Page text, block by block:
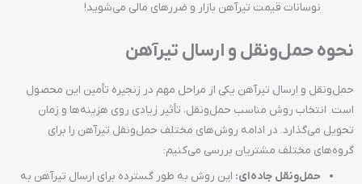
نوسانات قیمت تیرآهن بازار و ضررهای مالی می‌شوید!
نحوه حمل‌ونقل و ارسال تیرآهن
حمل‌ونقل و ارسال تیرآهن یکی از مراحل مهم در زنجیره تأمین این محصول
است. انتخاب روش مناسب حمل‌ونقل، تأثیر زیادی روی هزینه‌ها و زمان
تحویل می‌گذارد. در ادامه روش‌های مختلف حمل‌ونقل تیرآهن را برای
گروه‌های مختلف مشتریان بررسی می‌کنیم:
حمل‌ونقل جاده‌ای: این روش به طور گسترده برای ارسال تیرآهن به